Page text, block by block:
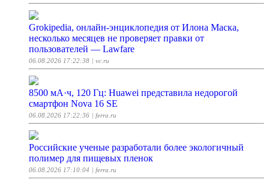
Grokipedia, онлайн-энциклопедия от Илона Маска,
несколько месяцев не проверяет правки от
пользователей — Lawfare
06.08.2026 17:22:38 | vc.ru
8500 мА·ч, 120 Гц: Huawei представила недорогой
смартфон Nova 16 SE
06.08.2026 17:22:36 | ferra.ru
Российские ученые разработали более экологичный
полимер для пищевых пленок
06.08.2026 17:10:04 | ferra.ru